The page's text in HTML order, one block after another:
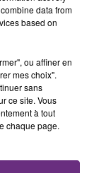
GIMS
data from
based on
ou affiner en
mes choix".
sans
ce site. Vous
à tout
chaque page.